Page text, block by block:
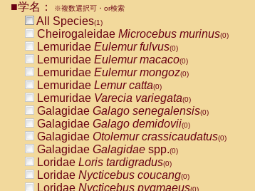
CebidaeCebus nigrivittatus
CebidaeCebus
CebidaeSaimiri boliviensis(0)
CebidaeSaimiri sciureus(0)
AtelidaeAlouatta caraya(0)
AtelidaeAlouatta fusca(0)
AtelidaeAlouatta seniculus
AtelidaeAlouattaspp.(0)
AtelidaeAteles belzebuth(0)
AtelidaeAteles geoffroyi(0)
AtelidaeAteles paniscus(0)
AtelidaeAtelesspp.(0)
Atelidae Lagothrix lagothricha
AtelidaeLagothrix lagothricha cana
PitheciidaeCacajao calvus rubicundus
■学名： ※複数選択可・or検索
All Species(1)
Cheirogaleidae Microcebus murinus(0)
Lemuridae Eulemur fulvus(0)
Lemuridae Eulemur macaco(0)
Lemuridae Eulemur mongoz(0)
Lemuridae Lemur catta(0)
Lemuridae Varecia variegata(0)
Galagidae Galago senegalensis(0)
Galagidae Galago demidovii(0)
Galagidae Otolemur crassicaudatus(0)
Galagidae Galagidae spp.(0)
Loridae Loris tardigradus(0)
Loridae Nycticebus coucang(0)
Loridae Nycticebus pygmaeus(0)